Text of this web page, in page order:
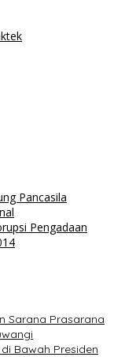
Pancasila
Pengadaan
Sarana Prasarana
Bawah Presiden